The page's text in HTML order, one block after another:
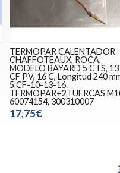
TERMOPAR CALENTADOR
CHAFFOTEAUX, ROCA,
MODELO BAYARD 5 CTS, 13
CF PV, 16 C, Longitud 240
5 CF-10-13-16.
TERMOPAR+2TUERCAS
60074154, 300310007
17,75€